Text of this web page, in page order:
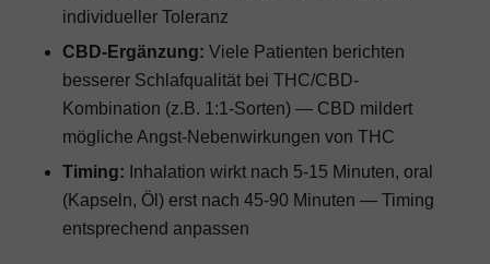
individueller Toleranz
CBD-Ergänzung: Viele Patienten berichten
besserer Schlafqualität bei THC/CBD-
Kombination (z.B. 1:1-Sorten) — CBD mildert
mögliche Angst-Nebenwirkungen von THC
Timing: Inhalation wirkt nach 5-15 Minuten, oral
(Kapseln, Öl) erst nach 45-90 Minuten — Timing
entsprechend anpassen